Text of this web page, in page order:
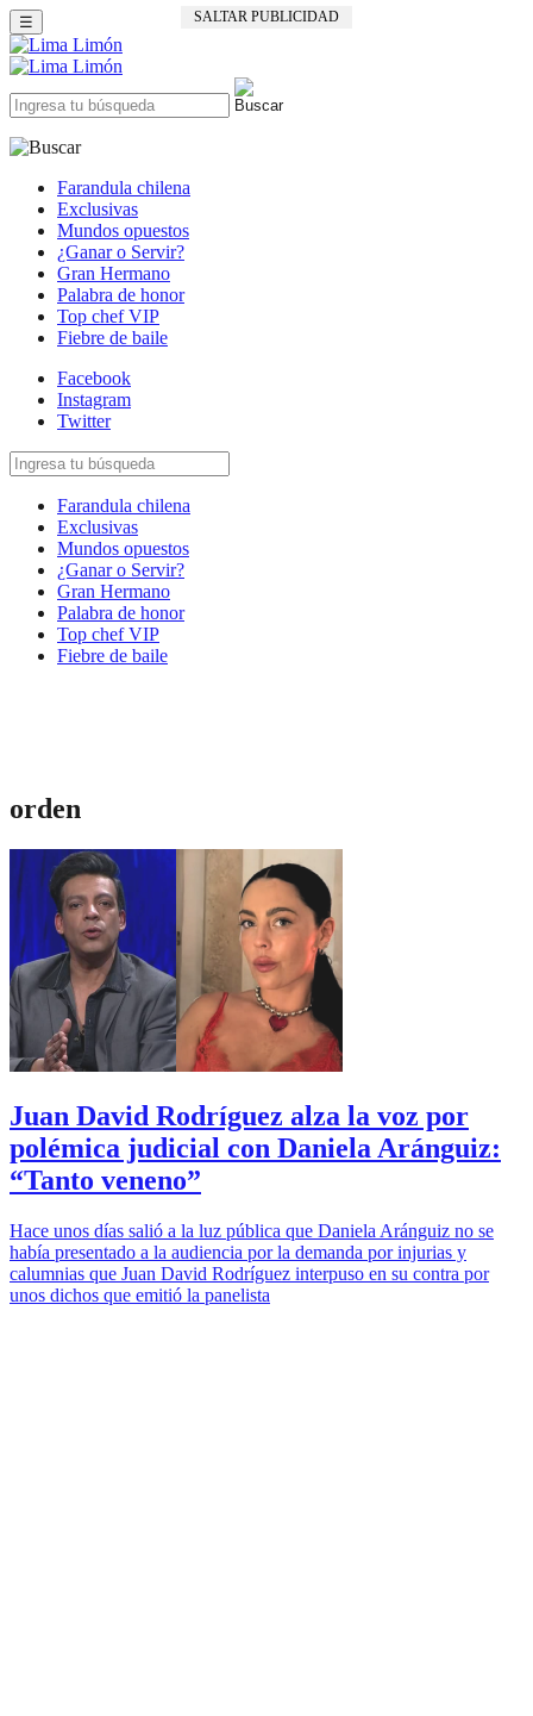
SALTAR PUBLICIDAD
☰
Farandula chilena
Exclusivas
Mundos opuestos
¿Ganar o Servir?
Gran Hermano
Palabra de honor
Top chef VIP
Fiebre de baile
Facebook
Instagram
Twitter
Farandula chilena
Exclusivas
Mundos opuestos
¿Ganar o Servir?
Gran Hermano
Palabra de honor
Top chef VIP
Fiebre de baile
orden
Juan David Rodríguez alza la voz por
polémica judicial con Daniela Aránguiz:
“Tanto veneno”
Hace unos días salió a la luz pública que Daniela Aránguiz no se
había presentado a la audiencia por la demanda por injurias y
calumnias que Juan David Rodríguez interpuso en su contra por
unos dichos que emitió la panelista